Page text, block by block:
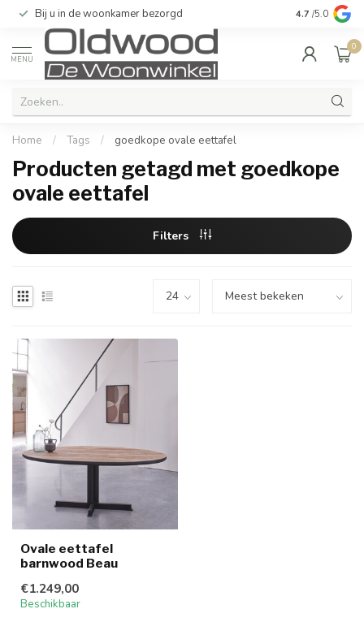
Bij u in de woonkamer bezorgd Kwaliteit &
4.7 /5.0
MENU
0
Home / Tags / goedkope ovale eettafel
Producten getagd met goedkope
ovale eettafel
Filters
Ovale eettafel
barnwood Beau
€1.249,00
Beschikbaar